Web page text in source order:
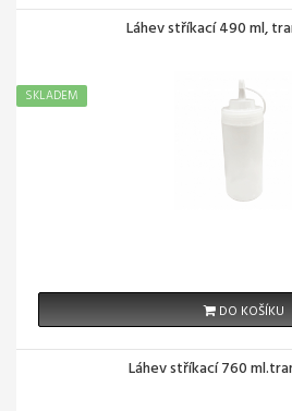
Láhev stříkací 490 ml,
SKLADEM
DO KOŠÍKU
Láhev stříkací 760